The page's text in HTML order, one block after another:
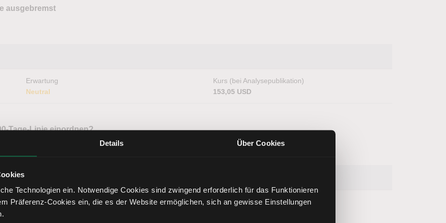
Details Über Cookies
Technologien ein. Notwendige Cookies sind zwingend erforderlich für das Funktionieren
Präferenz-Cookies ein, die es der Website ermöglichen, sich an gewisse Einstellungen
ausgebremst
Erwartung
Neutral
Kurs (bei Analysepublikation)
153,05 USD
Tage-Linie einordnen?
Erwartung
Kurs (bei Analysepublikation)